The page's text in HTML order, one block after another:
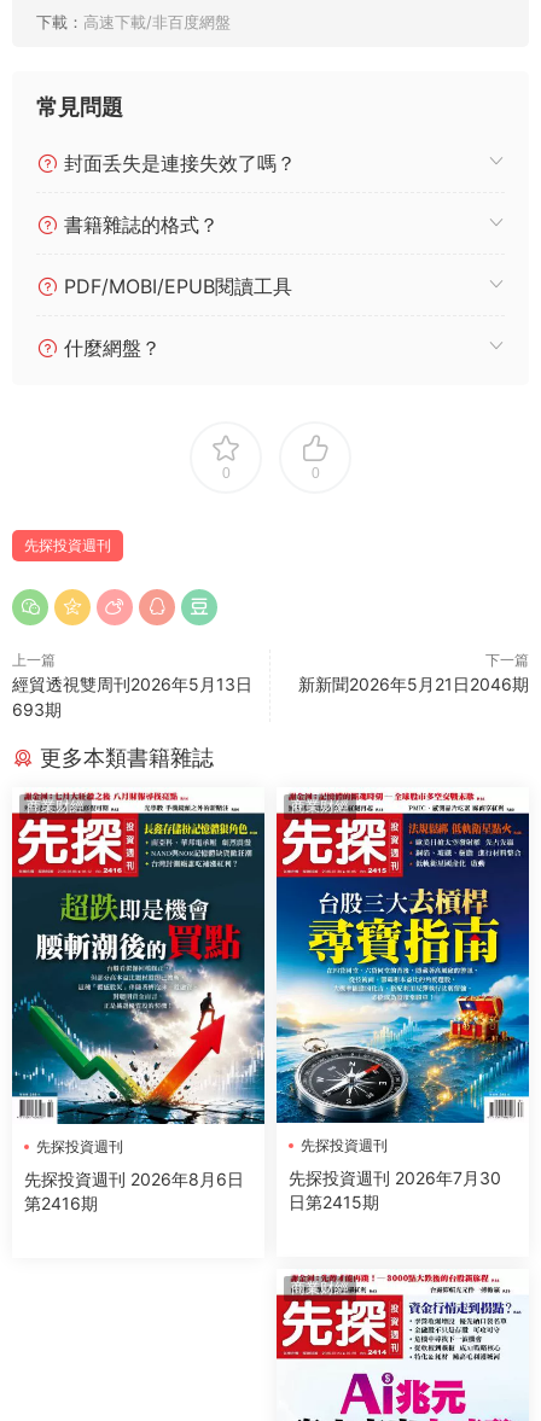
下載： 高速下載/非百度網盤
常見問題
封面丢失是連接失效了嗎？
書籍雜誌的格式？
PDF/MOBI/EPUB閱讀工具
什麼網盤？
0 0
先探投資週刊
上一篇
經貿透視雙周刊2026年5月13日
693期
下一篇
新新聞2026年5月21日2046期
更多本類書籍雜誌
商業财經
先探投資週刊
先探投資週刊 2026年8月6日
第2416期
商業财經
先探投資週刊
先探投資週刊 2026年7月30
日第2415期
商業财經